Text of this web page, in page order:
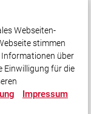
Webseiten-
stimmen
Informationen über
Einwilligung für die
Impressum